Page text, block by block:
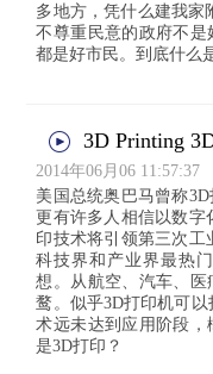
多地方，凭什么建我家
不尊重民意的政府不
都是好市民。到底什么
3D Printing
2014年06月06 11:57:37
美国总统奥巴马曾称
更有许多人相信以数字
印技术将引领第三次工
科技界和产业界最热
想。从航空、汽车、
鹜。似乎3D打印机可
术远未达到应用阶段
是3D打印？